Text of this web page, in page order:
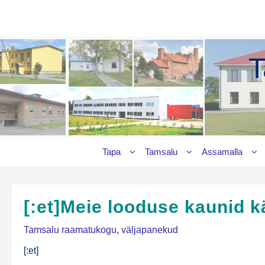
Tapa Tamsalu Assamalla
[:et]Meie looduse kaunid
Tamsalu raamatukogu, väljapanekud
[:et]